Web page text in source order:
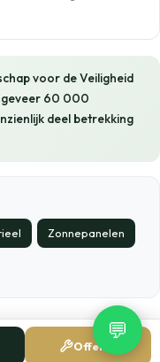
💬
voor de Veiligheid
60 000
deel betrekking
Zonnepanelen
Offerte